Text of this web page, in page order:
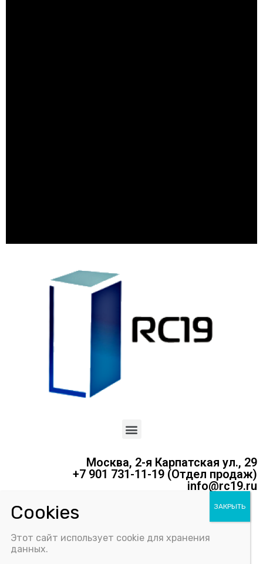
Москва, 2-я Карпатская ул., 29
+7 901 731-11-19 (Отдел продаж)
info@rc19.ru
Политика конфиденциальности
Соглашение об использовании Cookie-файлов
Этот сайт использует cookie для хранения
данных.